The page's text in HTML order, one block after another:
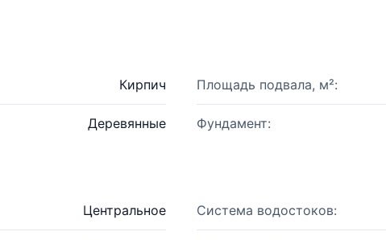
Кирпич Площадь подвала, м²:
Деревянные Фундамент:
Центральное Система водостоков: